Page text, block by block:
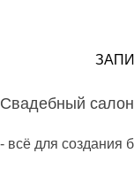
Свадебный
- всё для создания